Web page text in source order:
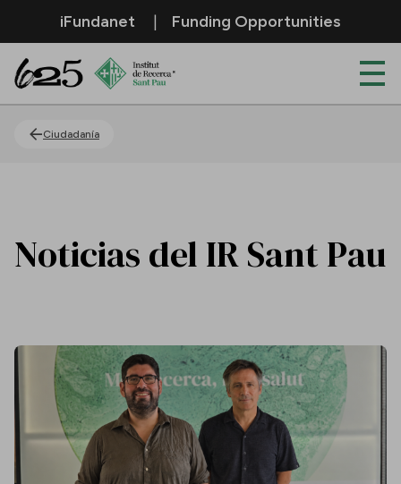
Saltar al contenido principal
iFundanet Funding Opportunities
Ciudadanía
Noticias del IR Sant Pau